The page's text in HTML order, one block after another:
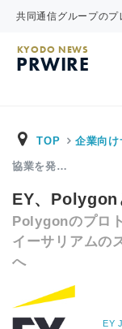
共同通信グループの
KYODO NEWS
PRWIRE
TOP 企業向け
協業を発…
EY、Polygon
Polygonのプロ
イーサリアムの
へ
EY